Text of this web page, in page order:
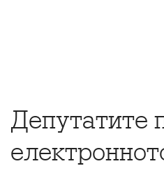
Депутатите